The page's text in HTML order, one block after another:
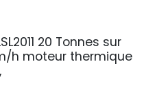
20 Tonnes sur
h moteur thermique